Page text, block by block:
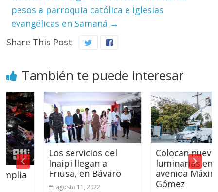
pesos a parroquia católica e iglesias
evangélicas en Samaná →
Share This Post:
También te puede interesar
Los servicios del
Inaipi llegan a
Friusa, en Bávaro
agosto 11, 2022
Colocan nuevas
luminarias en la
avenida Máximo
Gómez